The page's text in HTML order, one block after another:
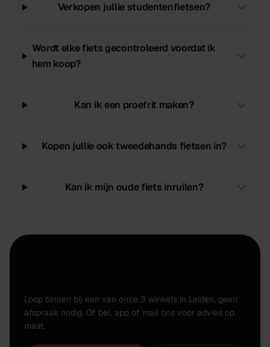
Verkopen jullie studentenfietsen?
Wordt elke fiets gecontroleerd voordat ik
hem koop?
Kan ik een proefrit maken?
Kopen jullie ook tweedehands fietsen in?
Kan ik mijn oude fiets inruilen?
Loop binnen bij een van onze 3 winkels in Leiden, geen
afspraak nodig. Of bel, app of mail ons voor advies op
maat.